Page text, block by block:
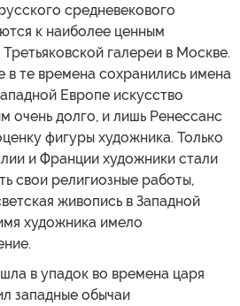
средневекового
к наиболее ценным
галереи в Москве.
в те времена сохранились имена
Европе искусство
очень долго, и лишь Ренессанс
фигуры художника. Только
и Франции художники стали
свои религиозные работы,
живопись в Западной
художника имело
в упадок во времена царя
западные обычаи